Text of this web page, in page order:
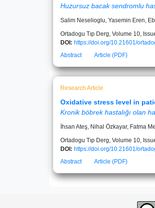
Huzursuz bacak sendromlu
Salim Neselioglu, Yasemin Eren,
Ortadogu Tıp Derg, Volume 10,
DOI: https://doi.org/10.21601/
Abstract
Article (PDF)
Research Article
Oxidative stress level in
Kronik böbrek hastalığı olan
İhsan Ateş, Nihal Özkayar, Fatma
Ortadogu Tıp Derg, Volume 10,
DOI: https://doi.org/10.21601/
Abstract
Article (PDF)